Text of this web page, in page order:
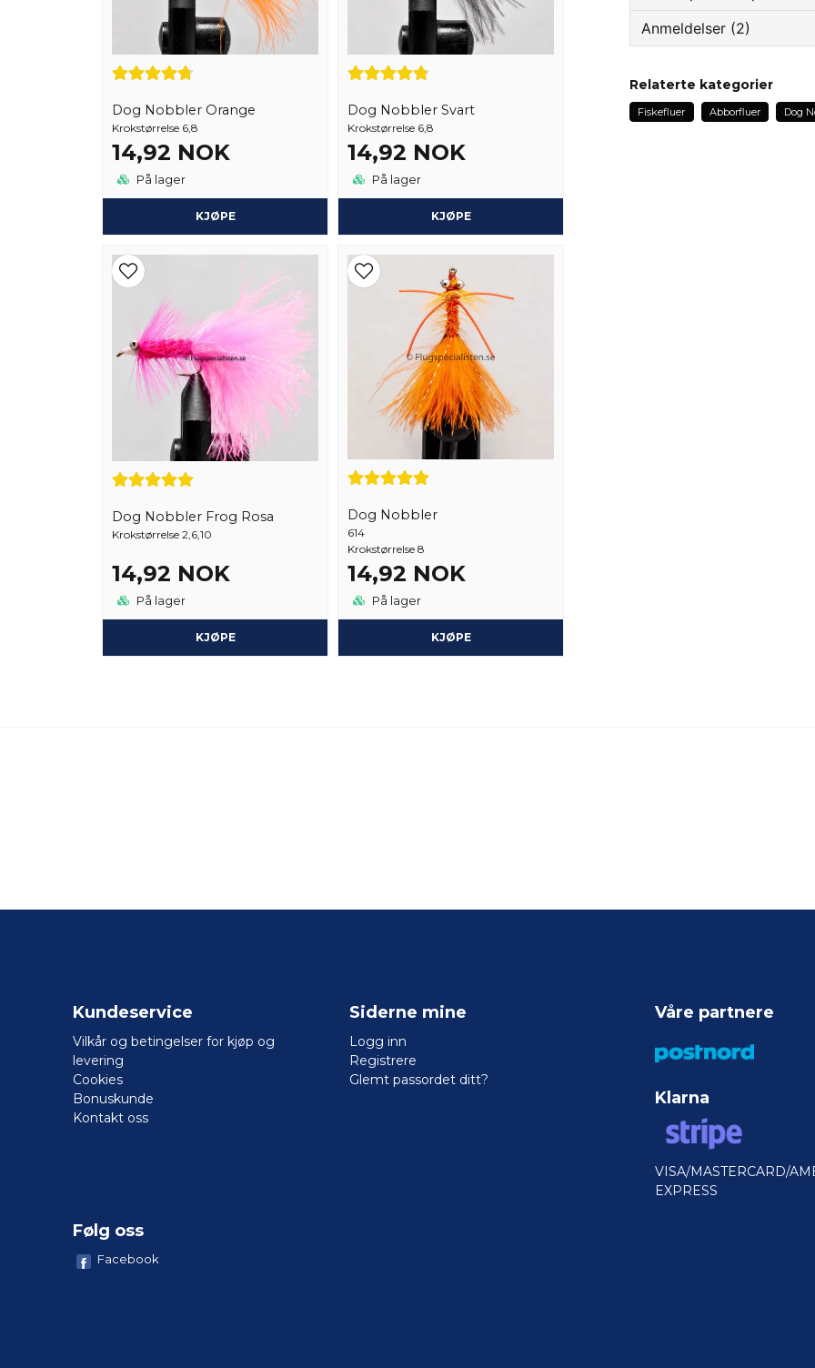
Dog Nobbler Orange
Krokstørrelse 6,8
14,92 NOK
På lager
KJØPE
Dog Nobbler Svart
Krokstørrelse 6,8
14,92 NOK
På lager
KJØPE
Dog Nobbler Frog Rosa
Krokstørrelse 2,6,10
14,92 NOK
På lager
KJØPE
Dog Nobbler
614
Krokstørrelse 8
14,92 NOK
På lager
KJØPE
question
Anmeldelser (2)
Muhidin
Relaterte kategorier
Fiskefluer Abborfluer Dog
Kundeservice
Vilkår og betingelser for kjøp og
levering
Cookies
Bonuskunde
Kontakt oss
Siderne mine
Logg inn
Registrere
Glemt passordet ditt?
Våre partnere
Klarna
VISA/MASTERCARD/
EXPRESS
Følg oss
Facebook